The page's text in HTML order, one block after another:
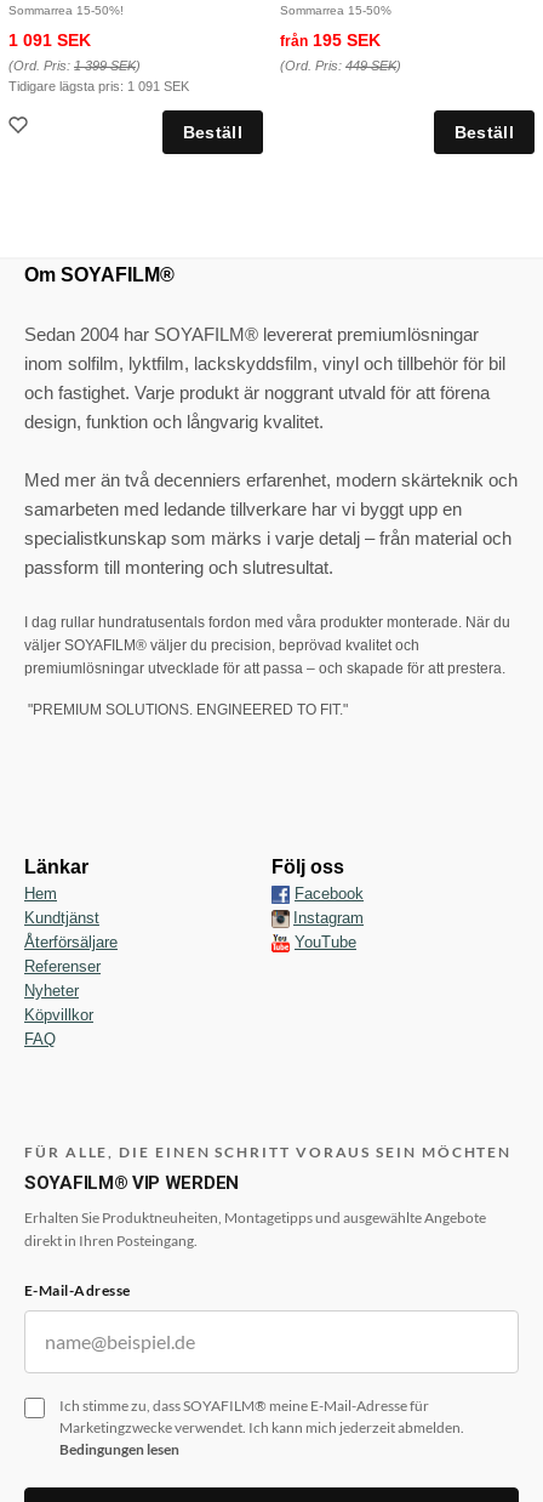
Sommarrea 15-50%!
1 091 SEK
(Ord. Pris: 1 399 SEK)
Tidigare lägsta pris: 1 091 SEK
Sommarrea 15-50%
från 195 SEK
(Ord. Pris: 449 SEK)
Om SOYAFILM®
Sedan 2004 har SOYAFILM® levererat premiumlösningar
inom solfilm, lyktfilm, lackskyddsfilm, vinyl och tillbehör för bil
och fastighet. Varje produkt är noggrant utvald för att förena
design, funktion och långvarig kvalitet.
Med mer än två decenniers erfarenhet, modern skärteknik och
samarbeten med ledande tillverkare har vi byggt upp en
specialistkunskap som märks i varje detalj – från material och
passform till montering och slutresultat.
I dag rullar hundratusentals fordon med våra produkter monterade. När du
väljer SOYAFILM® väljer du precision, beprövad kvalitet och
premiumlösningar utvecklade för att passa – och skapade för att prestera.
"PREMIUM SOLUTIONS. ENGINEERED TO FIT."
Länkar
Hem
Kundtjänst
Återförsäljare
Referenser
Nyheter
Köpvillkor
FAQ
Följ oss
Facebook
Instagram
YouTube
FÜR ALLE, DIE EINEN SCHRITT VORAUS SEIN MÖCHTEN
SOYAFILM® VIP WERDEN
Erhalten Sie Produktneuheiten, Montagetipps und ausgewählte Angebote
direkt in Ihren Posteingang.
E-Mail-Adresse
Ich stimme zu, dass SOYAFILM® meine E-Mail-Adresse für
Marketingzwecke verwendet. Ich kann mich jederzeit abmelden.
Bedingungen lesen